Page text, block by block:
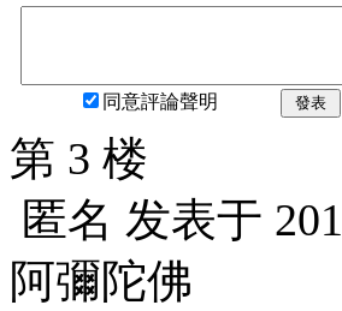
同意評論聲明 發表
第 3 楼
匿名 发表于
阿彌陀佛